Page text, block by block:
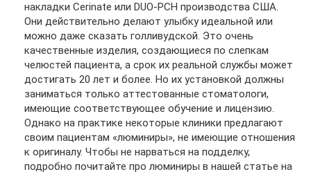
накладки Cerinate или DUO-PCH производства США.
Они действительно делают улыбку идеальной или
можно даже сказать голливудской. Это очень
качественные изделия, создающиеся по слепкам
челюстей пациента, а срок их реальной службы может
достигать 20 лет и более. Но их установкой должны
заниматься только аттестованные стоматологи,
имеющие соответствующее обучение и лицензию.
Однако на практике некоторые клиники предлагают
своим пациентам «люминиры», не имеющие отношения
к оригиналу. Чтобы не нарваться на подделку,
подробно почитайте про люминиры в нашей статье на